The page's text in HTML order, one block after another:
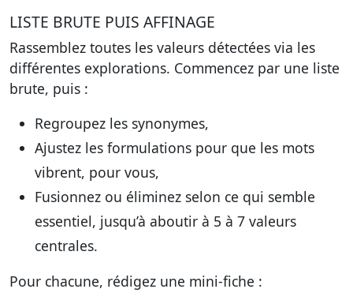
LISTE BRUTE PUIS AFFINAGE
Rassemblez toutes les valeurs détectées via les
différentes explorations. Commencez par une liste
brute, puis :
Regroupez les synonymes,
Ajustez les formulations pour que les mots
vibrent, pour vous,
Fusionnez ou éliminez selon ce qui semble
essentiel, jusqu’à aboutir à 5 à 7 valeurs
centrales.
Pour chacune, rédigez une mini-fiche :